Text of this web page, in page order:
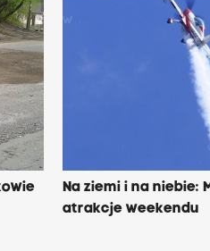
Na ziemi i na niebie:
atrakcje weekendu